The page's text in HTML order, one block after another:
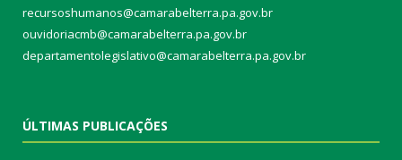
recursoshumanos@camarabelterra.pa.gov.br
ouvidoriacmb@camarabelterra.pa.gov.br
departamentolegislativo@camarabelterra.pa.gov.br
ÚLTIMAS PUBLICAÇÕES